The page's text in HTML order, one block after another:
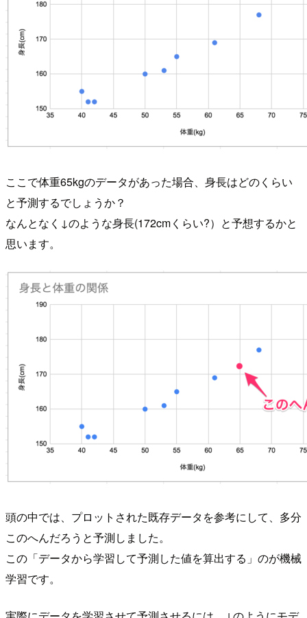
ここで体重65kgのデータがあった場合、身長はどのくらい
と予測するでしょうか？
なんとなく↓のような身長(172cmくらい?）と予想するかと
思います。
頭の中では、プロットされた既存データを参考にして、多分
このへんだろうと予測しました。
この「データから学習して予測した値を算出する」のが機械
学習です。